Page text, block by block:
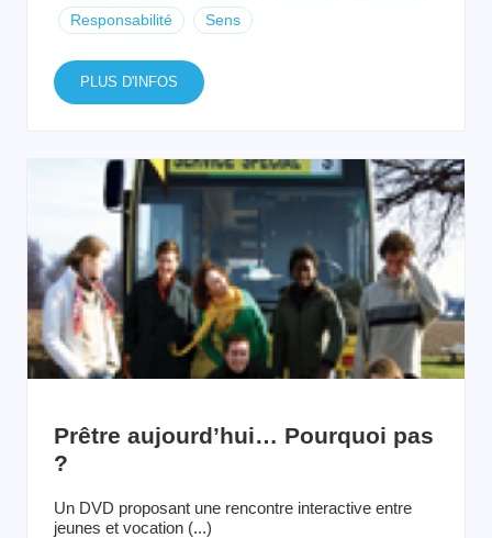
Responsabilité Sens
PLUS D'INFOS
Prêtre aujourd’hui… Pourquoi pas
?
Un DVD proposant une rencontre interactive entre
jeunes et vocation (...)